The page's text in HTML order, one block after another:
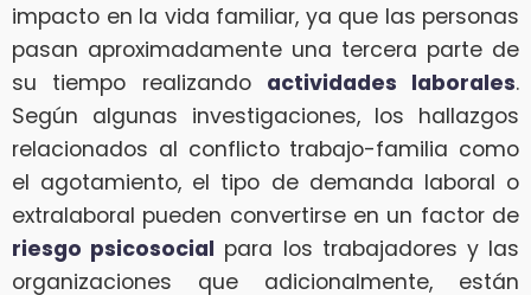
impacto en la vida familiar, ya que las personas
pasan aproximadamente una tercera parte de
su tiempo realizando actividades laborales.
Según algunas investigaciones, los hallazgos
relacionados al conflicto trabajo-familia como
el agotamiento, el tipo de demanda laboral o
extralaboral pueden convertirse en un factor de
riesgo psicosocial para los trabajadores y las
organizaciones que adicionalmente, están